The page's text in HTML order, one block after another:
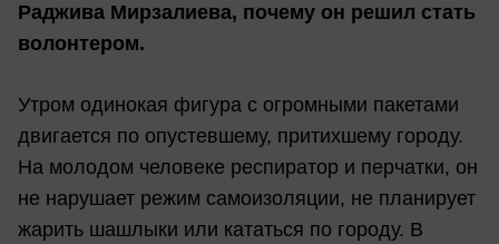
Раджива Мирзалиева, почему он решил стать
волонтером.
Утром одинокая фигура с огромными пакетами
двигается по опустевшему, притихшему городу.
На молодом человеке респиратор и перчатки, он
не нарушает режим самоизоляции, не планирует
жарить шашлыки или кататься по городу. В